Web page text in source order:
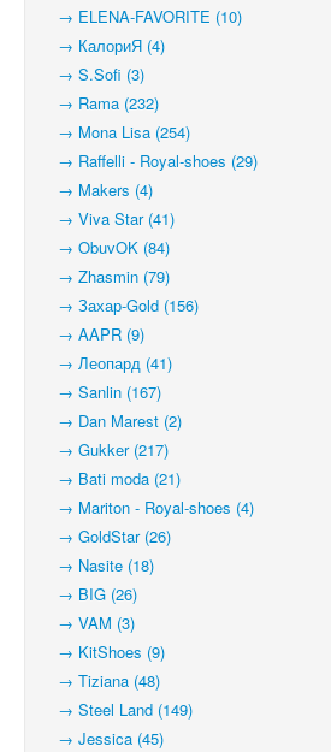
→ ELENA-FAVORITE (10)
→ КалориЯ (4)
→ S.Sofi (3)
→ Rama (232)
→ Mona Lisa (254)
→ Raffelli - Royal-shoes (29)
→ Makers (4)
→ Viva Star (41)
→ ObuvOK (84)
→ Zhasmin (79)
→ Захар-Gold (156)
→ AAPR (9)
→ Леопард (41)
→ Sanlin (167)
→ Dan Marest (2)
→ Gukker (217)
→ Bati moda (21)
→ Mariton - Royal-shoes (4)
→ GoldStar (26)
→ Nasite (18)
→ BIG (26)
→ VAM (3)
→ KitShoes (9)
→ Tiziana (48)
→ Steel Land (149)
→ Jessica (45)